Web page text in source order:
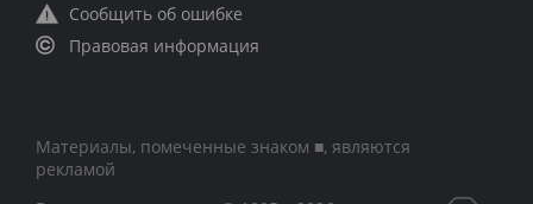
Сообщить об ошибке
Правовая информация
Материалы, помеченные знаком ■, являются
рекламой